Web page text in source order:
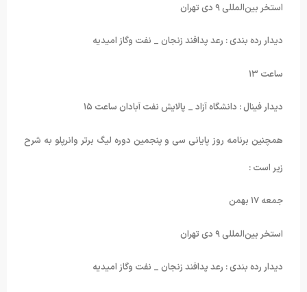
استخر بین‌المللی ۹ دی تهران
دیدار رده بندی : رعد پدافند زنجان _ نفت و‌گاز امیدیه
ساعت ۱۳
دیدار فینال : دانشگاه آزاد _ پالایش نفت آبادان ساعت ۱۵
همچنین برنامه روز پایانی سی و‌ پنجمین دوره لیگ برتر وانرپلو به شرح
زیر است :
جمعه ۱۷ بهمن
استخر بین‌المللی ۹ دی تهران
دیدار رده بندی : رعد پدافند زنجان _ نفت و‌گاز امیدیه